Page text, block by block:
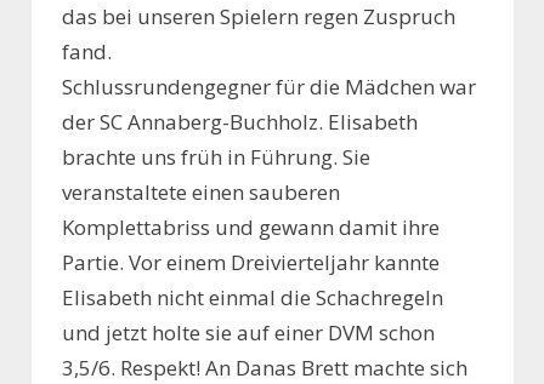
das bei unseren Spielern regen Zuspruch
fand.
Schlussrundengegner für die Mädchen war
der SC Annaberg-Buchholz. Elisabeth
brachte uns früh in Führung. Sie
veranstaltete einen sauberen
Komplettabriss und gewann damit ihre
Partie. Vor einem Dreivierteljahr kannte
Elisabeth nicht einmal die Schachregeln
und jetzt holte sie auf einer DVM schon
3,5/6. Respekt! An Danas Brett machte sich